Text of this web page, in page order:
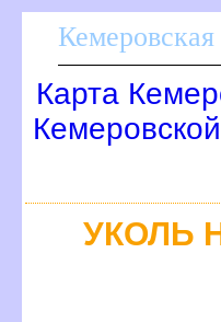
Кемеровская
Карта
УКОЛЬ